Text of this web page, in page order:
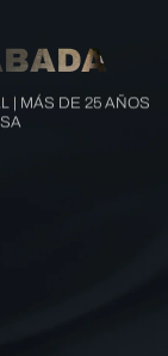
| MÁS DE 25 AÑOS